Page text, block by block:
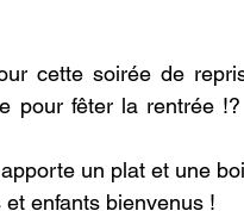
cette soirée de
pour fêter la rentrée
un plat et une
enfants bienvenus !